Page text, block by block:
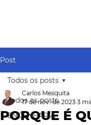
Post
Todos os posts
ENGENHARIA
Todos os posts
PORQUE É
Carlos Mesquita
17 de nov. de 2023 3